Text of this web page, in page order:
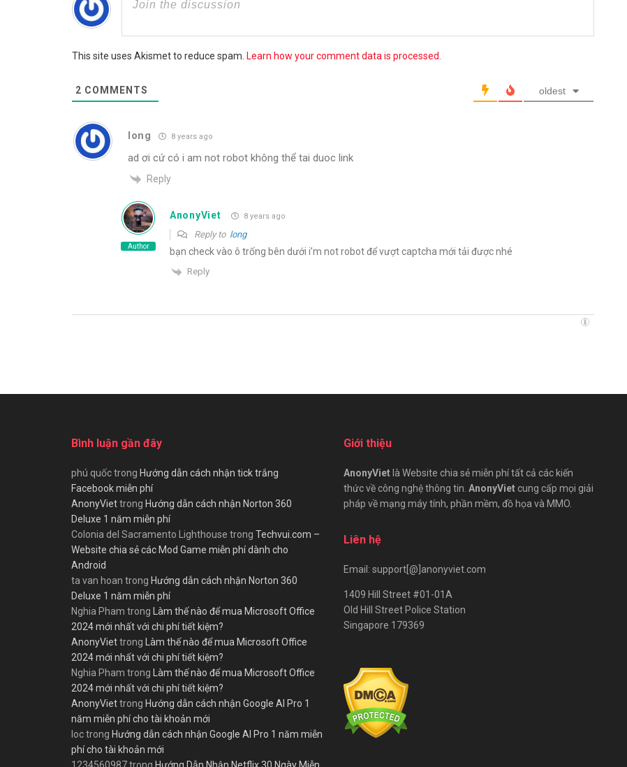
This site uses Akismet to reduce spam. Learn how your comment data is processed.
2 COMMENTS oldest
long 8 years ago
ad ơi cứ có i am not robot không thể tai duoc link
Reply
Author
AnonyViet 8 years ago
Reply to long
bạn check vào ô trống bên dưới i’m not robot để vượt captcha mới tải được nhé
Reply
Bình luận gần đây
phú quốctrong Hướng dẫn cách nhận tick trắng
Facebook miễn phí
AnonyViettrong Hướng dẫn cách nhận Norton 360
Deluxe 1 năm miễn phí
Colonia del Sacramento Lighthouse trong Techvui.com –
Website chia sẻ các Mod Game miễn phí dành cho
Android
ta van hoan trong Hướng dẫn cách nhận Norton 360
Deluxe 1 năm miễn phí
Nghia Pham trong
Làm thế nào để mua Microsoft Office
2024 mới nhất với chi phí tiết kiệm?
AnonyViettrong
Làm thế nào để mua Microsoft Office
2024 mới nhất với chi phí tiết kiệm?
Nghia Pham trong
Làm thế nào để mua Microsoft Office
2024 mới nhất với chi phí tiết kiệm?
AnonyViettrong Hướng dẫn cách nhận Google AI Pro 1
năm miễn phí cho tài khoản mới
loctrong Hướng dẫn cách nhận Google AI Pro 1 năm miễn
phí cho tài khoản mới
Giới thiệu
AnonyViet là Website chia sẻ miễn phí tất cả các kiến
thức về công nghệ thông tin. AnonyViet cung cấp mọi giải
pháp về mạng máy tính, phần mềm, đồ họa và MMO.
Liên hệ
Email: support[@]anonyviet.com
1409 Hill Street #01-01A
Old Hill Street Police Station
Singapore 179369